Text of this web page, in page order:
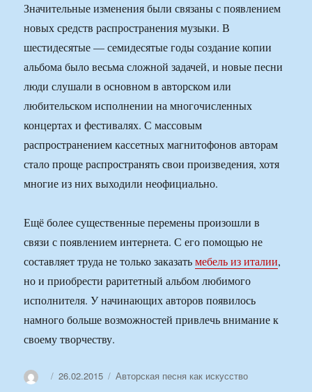
Значительные изменения были связаны с появлением
новых средств распространения музыки. В
шестидесятые — семидесятые годы создание копии
альбома было весьма сложной задачей, и новые песни
люди слушали в основном в авторском или
любительском исполнении на многочисленных
концертах и фестивалях. С массовым
распространением кассетных магнитофонов авторам
стало проще распространять свои произведения, хотя
многие из них выходили неофициально.
Ещё более существенные перемены произошли в
связи с появлением интернета. С его помощью не
составляет труда не только заказатьмебель из италии,
но и приобрести раритетный альбом любимого
исполнителя. У начинающих авторов появилось
намного больше возможностей привлечь внимание к
своему творчеству.
АвторОпубликовано
26.02.2015 Рубрики
Авторская песня как искусство